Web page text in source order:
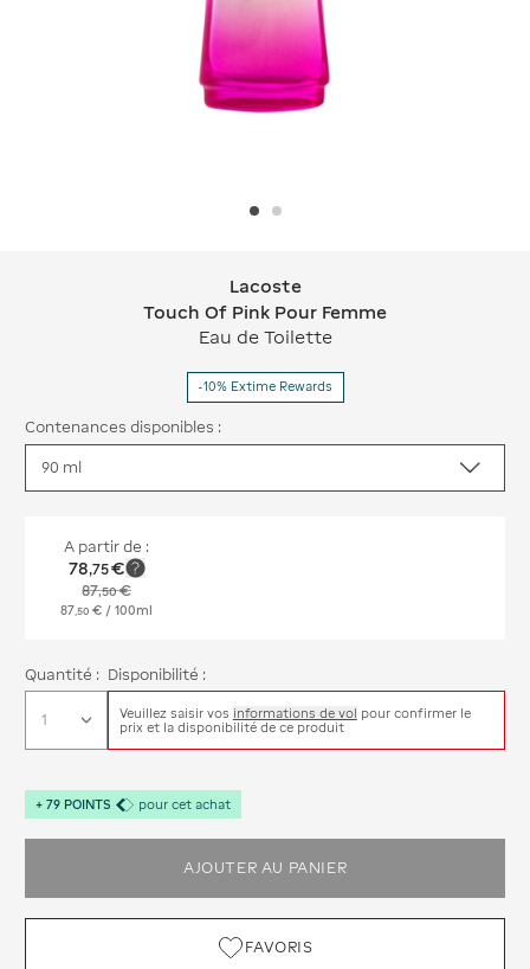
Lacoste Touch Of Pink Pour Femme
Lacoste
Touch Of Pink Pour Femme
Eau de Toilette
-10% Extime Rewards
Contenances disponibles :
A partir de :
78,75€
87,50€
87 50 € / 100ml
Quantité : Disponibilité :
Veuillez saisir vos informations de vol pour confirmer le
prix et la disponibilité de ce produit
+ 79 POINTS pour cet achat
AJOUTER AU PANIER
FAVORIS